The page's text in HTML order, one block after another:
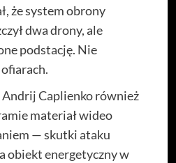
że system obrony
dwa drony, ale
podstację. Nie
Caplienko również
materiał wideo
— skutki ataku
obiekt energetyczny w